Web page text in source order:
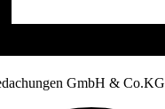
GmbH & Co.KG